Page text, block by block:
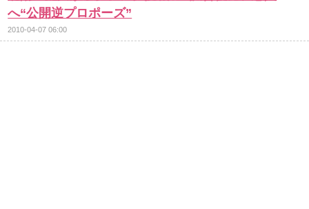
へ“公開逆プロポーズ”
2010-04-07 06:00